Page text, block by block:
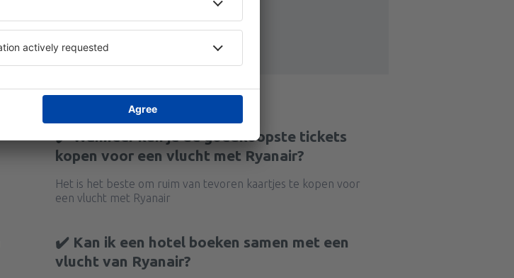
✔️ Wanneer kun je de goedkoopste tickets
kopen voor een vlucht met Ryanair?
Het is het beste om ruim van tevoren kaartjes te kopen voor
een vlucht met Ryanair
✔️ Kan ik een hotel boeken samen met een
vlucht van Ryanair?